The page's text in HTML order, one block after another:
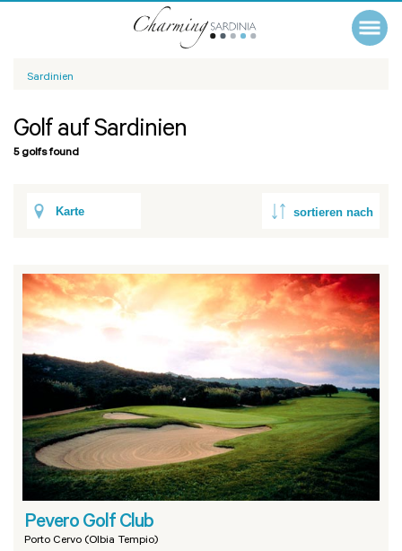
Sardinien
Golf auf Sardinien
5 golfs found
Karte
Pevero Golf Club
Porto Cervo (Olbia Tempio)